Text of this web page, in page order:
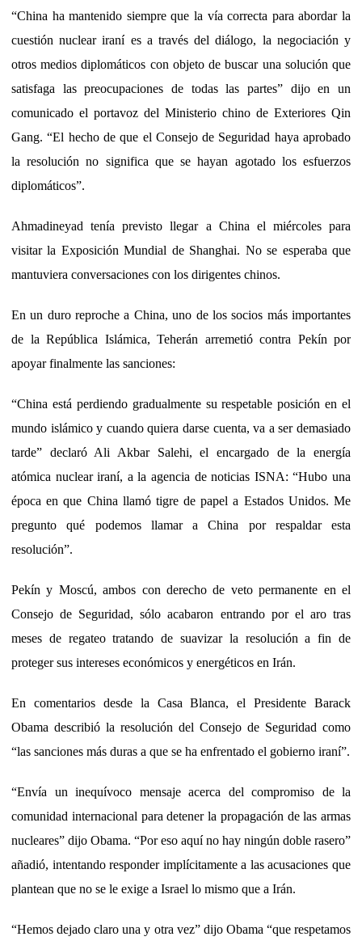
“China ha mantenido siempre que la vía correcta para abordar la
cuestión nuclear iraní es a través del diálogo, la negociación y
otros medios diplomáticos con objeto de buscar una solución que
satisfaga las preocupaciones de todas las partes” dijo en un
comunicado el portavoz del Ministerio chino de Exteriores Qin
Gang. “El hecho de que el Consejo de Seguridad haya aprobado
la resolución no significa que se hayan agotado los esfuerzos
diplomáticos”.
Ahmadineyad tenía previsto llegar a China el miércoles para
visitar la Exposición Mundial de Shanghai. No se esperaba que
mantuviera conversaciones con los dirigentes chinos.
En un duro reproche a China, uno de los socios más importantes
de la República Islámica, Teherán arremetió contra Pekín por
apoyar finalmente las sanciones:
“China está perdiendo gradualmente su respetable posición en el
mundo islámico y cuando quiera darse cuenta, va a ser demasiado
tarde” declaró Ali Akbar Salehi, el encargado de la energía
atómica nuclear iraní, a la agencia de noticias ISNA: “Hubo una
época en que China llamó tigre de papel a Estados Unidos. Me
pregunto qué podemos llamar a China por respaldar esta
resolución”.
Pekín y Moscú, ambos con derecho de veto permanente en el
Consejo de Seguridad, sólo acabaron entrando por el aro tras
meses de regateo tratando de suavizar la resolución a fin de
proteger sus intereses económicos y energéticos en Irán.
En comentarios desde la Casa Blanca, el Presidente Barack
Obama describió la resolución del Consejo de Seguridad como
“las sanciones más duras a que se ha enfrentado el gobierno iraní”.
“Envía un inequívoco mensaje acerca del compromiso de la
comunidad internacional para detener la propagación de las armas
nucleares” dijo Obama. “Por eso aquí no hay ningún doble rasero”
añadió, intentando responder implícitamente a las acusaciones que
plantean que no se le exige a Israel lo mismo que a Irán.
“Hemos dejado claro una y otra vez” dijo Obama “que respetamos